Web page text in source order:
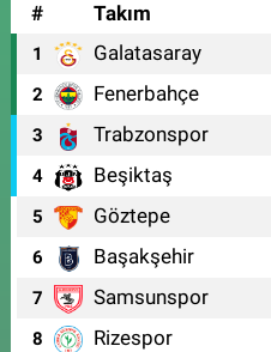
#
Takım
1 Galatasaray
2 Fenerbahçe
3 Trabzonspor
4 Beşiktaş
5 Göztepe
6 Başakşehir
7 Samsunspor
8 Rizespor